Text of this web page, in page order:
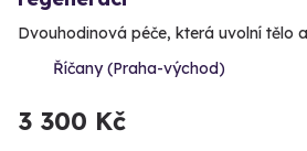
Dvouhodinová péče, která uvolní tělo
Říčany (Praha-východ)
3 300 Kč